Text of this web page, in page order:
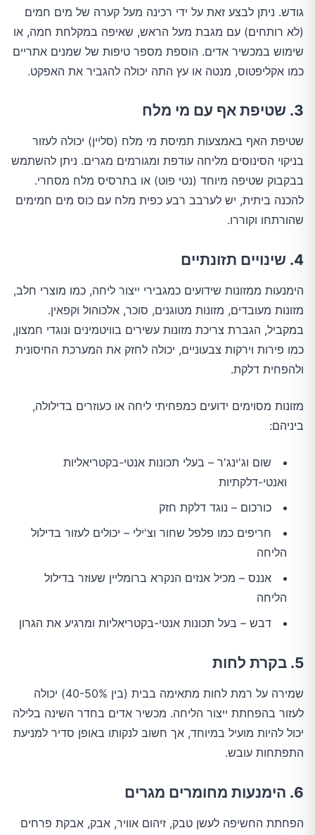
גודש. ניתן לבצע זאת על ידי רכינה מעל קערה של מים חמים
(לא רותחים) עם מגבת מעל הראש, שאיפה במקלחת חמה, או
שימוש במכשיר אדים. הוספת מספר טיפות של שמנים אתריים
כמו אקליפטוס, מנטה או עץ התה יכולה להגביר את האפקט.
3. שטיפת אף עם מי מלח
שטיפת האף באמצעות תמיסת מי מלח (סליין) יכולה לעזור
בניקוי הסינוסים מליחה עודפת ומגורמים מגרים. ניתן להשתמש
בבקבוק שטיפה מיוחד (נטי פוט) או בתרסיס מלח מסחרי.
להכנה ביתית, יש לערבב רבע כפית מלח עם כוס מים חמימים
שהורתחו וקוררו.
4. שינויים תזונתיים
הימנעות ממזונות שידועים כמגבירי ייצור ליחה, כמו מוצרי חלב,
מזונות מעובדים, מזונות מטוגנים, סוכר, אלכוהול וקפאין.
במקביל, הגברת צריכת מזונות עשירים בוויטמינים ונוגדי חמצון,
כמו פירות וירקות צבעוניים, יכולה לחזק את המערכת החיסונית
ולהפחית דלקת.
מזונות מסוימים ידועים כמפחיתי ליחה או כעוזרים בדילולה,
ביניהם:
שום וג'ינג'ר – בעלי תכונות אנטי-בקטריאליות
ואנטי-דלקתיות
כורכום – נוגד דלקת חזק
חריפים כמו פלפל שחור וצ'ילי – יכולים לעזור בדילול
הליחה
אננס – מכיל אנזים הנקרא ברומליין שעוזר בדילול
הליחה
דבש – בעל תכונות אנטי-בקטריאליות ומרגיע את הגרון
5. בקרת לחות
שמירה על רמת לחות מתאימה בבית (בין 40-50%) יכולה
לעזור בהפחתת ייצור הליחה. מכשיר אדים בחדר השינה בלילה
יכול להיות מועיל במיוחד, אך חשוב לנקותו באופן סדיר למניעת
התפתחות עובש.
6. הימנעות מחומרים מגרים
הפחתת החשיפה לעשן טבק, זיהום אוויר, אבק, אבקת פרחים